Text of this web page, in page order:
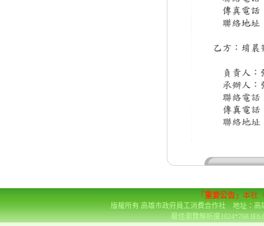
「 重要公告」本社
版權所有 高雄市政府員工消費合作社 地址：高
最佳瀏覽解析度1024*768